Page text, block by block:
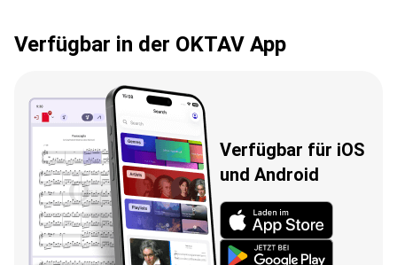
Verfügbar in der OKTAV App
Verfügbar für iOS
und Android